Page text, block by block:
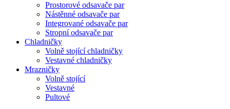
Prostorové odsavače par
Nástěnné odsavače par
Integrované odsavače par
Stropní odsavače par
Chladničky
Volně stojící chladničky
Vestavné chladničky
Mrazničky
Volně stojící
Vestavné
Pultové